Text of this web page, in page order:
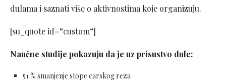
dulama i saznati više o aktivnostima koje organizuju.
[su_quote id=“custom“]
Naučne studije pokazuju da je uz prisustvo dule:
51 % smanjenje stope carskog reza